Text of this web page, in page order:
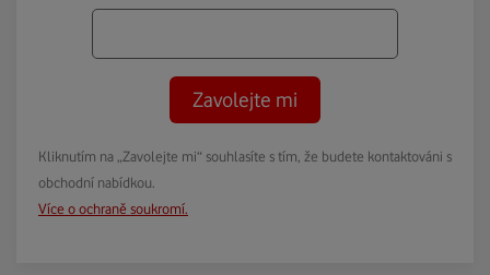
Zavolejte mi
Kliknutím na „Zavolejte mi“ souhlasíte s tím, že budete kontaktováni s
obchodní nabídkou.
Více o ochraně soukromí.